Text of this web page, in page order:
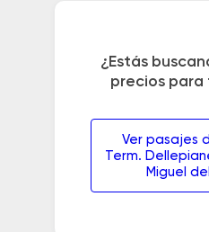
¿Estás
precios para
Ver pasajes
Term.
Miguel